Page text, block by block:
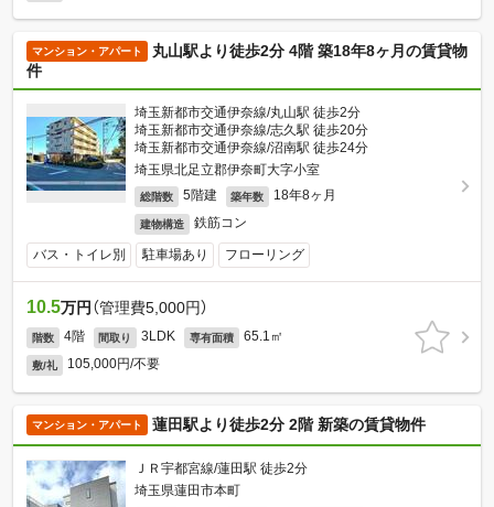
マンション・アパート
丸山駅より徒歩2分 4階 築18年8ヶ月の賃貸物
件
埼玉新都市交通伊奈線/丸山駅 徒歩2分
埼玉新都市交通伊奈線/志久駅 徒歩20分
埼玉新都市交通伊奈線/沼南駅 徒歩24分
埼玉県北足立郡伊奈町大字小室
総階数 5階建 築年数 18年8ヶ月
建物構造 鉄筋コン
バス・トイレ別 駐車場あり フローリング
10.5万円 （管理費5,000円）
階数 4階 間取り 3LDK 専有面積 65.1㎡
敷/礼 105,000円/不要
マンション・アパート 蓮田駅より徒歩2分 2階 新築の賃貸物件
ＪＲ宇都宮線/蓮田駅 徒歩2分
埼玉県蓮田市本町